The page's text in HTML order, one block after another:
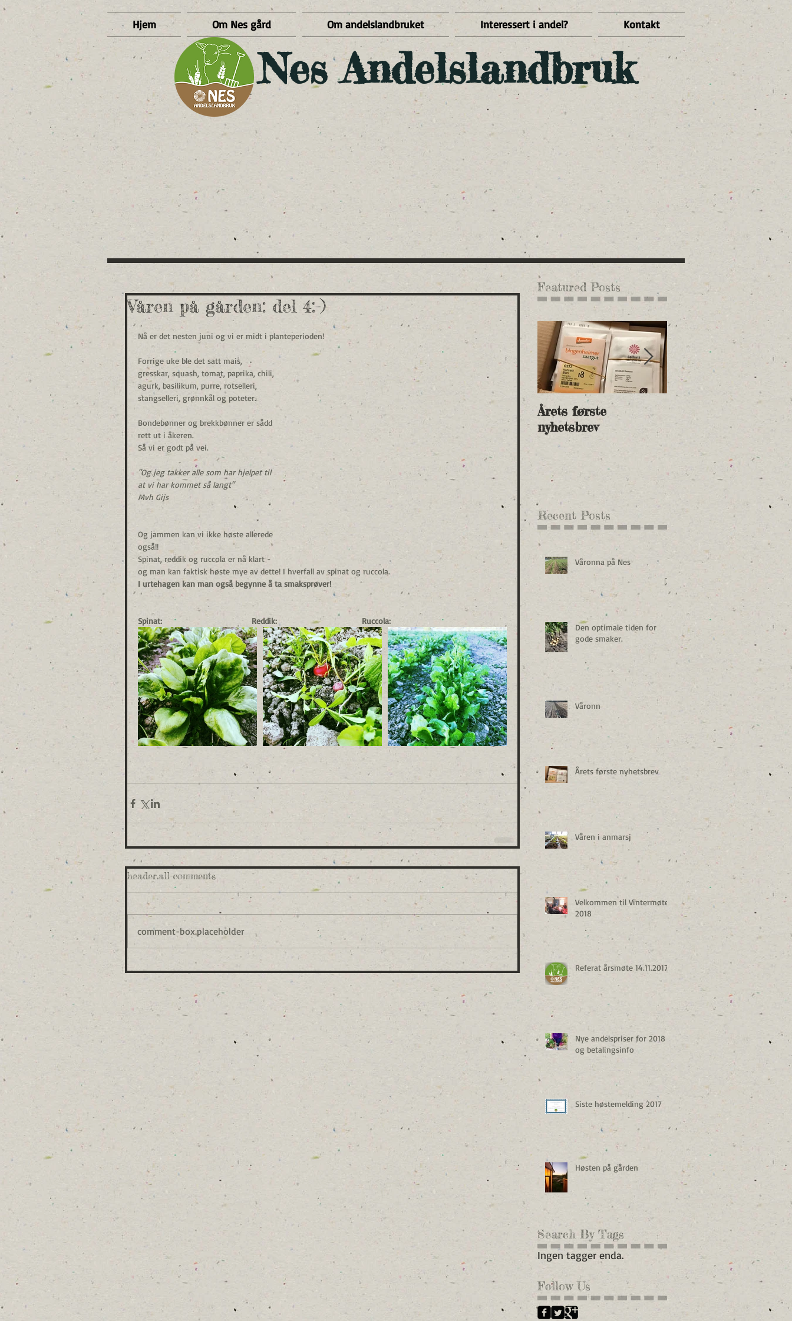
Hjem Om Nes gård Om andelslandbruket Interessert i andel? Kontakt
​ Nes Andelslandbruk
Våren på gården: del 4:-)
Nå er det nesten juni og vi er midt i planteperioden!
Forrige uke ble det satt mais,
gresskar, squash, tomat, paprika, chili,
agurk, basilikum, purre, rotselleri,
stangselleri, grønnkål og poteter.
Bondebønner og brekkbønner er sådd
rett ut i åkeren.
Så vi er godt på vei.
"Og jeg takker alle som har hjelpet til
at vi har kommet så langt"
Mvh Gijs
Og jammen kan vi ikke høste allerede
også!!
Spinat, reddik og ruccola er nå klart -
og man kan faktisk høste mye av dette! I hverfall av spinat og ruccola.
I urtehagen kan man også begynne å ta smaksprøver!
Spinat:                                      Reddik:                                    Ruccola:
header.all-comments
comment-box.placeholder
Featured Posts
Årets første
nyhetsbrev
Nye andelspriser for
2018 og
Recent Posts
Våronna på Nes
Den optimale tiden for
gode smaker.
Våronn
Årets første nyhetsbrev
Våren i anmarsj
Velkommen til Vintermøte
2018
Referat årsmøte 14.11.2017
Nye andelspriser for 2018
og betalingsinfo
Siste høstemelding 2017
Høsten på gården
Search By Tags
Ingen tagger enda.
Follow Us